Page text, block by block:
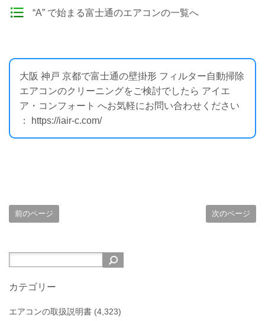
“A” で始まる富士通のエアコンの一覧へ
大阪 神戸 京都で富士通の壁掛形 フィルター自動掃除
エアコンのクリーニングをご検討でしたら アイエ
ア・コンフォート へお気軽にお問い合わせください
： https://iair-c.com/
前のページ 次のページ
カテゴリー
エアコンの取扱説明書 (4,323)